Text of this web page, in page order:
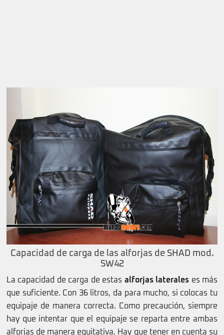
Capacidad de carga de las alforjas de SHAD mod.
SW42
La capacidad de carga de estas alforjas laterales es más
que suficiente. Con 36 litros, da para mucho, si colocas tu
equipaje de manera correcta. Como precaución, siempre
hay que intentar que el equipaje se reparta entre ambas
alforjas de manera equitativa. Hay que tener en cuenta su